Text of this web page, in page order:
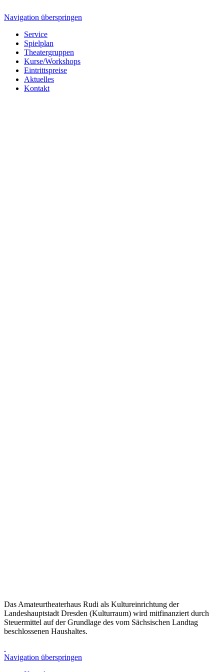
Navigation überspringen
Service
Spielplan
Theatergruppen
Kurse/Workshops
Eintrittspreise
Aktuelles
Kontakt
Das Amateurtheaterhaus Rudi als Kultureinrichtung der
Landeshauptstadt Dresden (Kulturraum) wird mitfinanziert durch
Steuermittel auf der Grundlage des vom Sächsischen Landtag
beschlossenen Haushaltes.
Navigation überspringen